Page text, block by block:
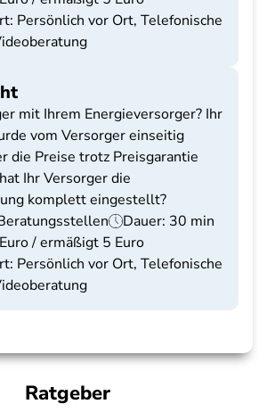
Persönlich vor Ort, Telefonische
mit Ihrem Energieversorger? Ihr
vom Versorger einseitig
die Preise trotz Preisgarantie
Ihr Versorger die
komplett eingestellt?
Dauer: 30 min
/ ermäßigt 5 Euro
Persönlich vor Ort, Telefonische
Ratgeber